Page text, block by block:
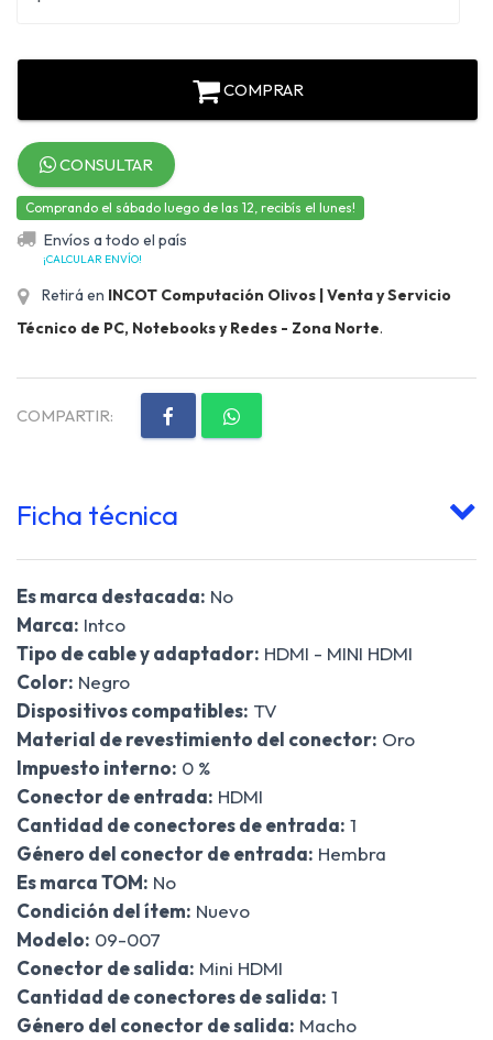
COMPRAR
CONSULTAR
Comprando el sábado luego de las 12, recibís el lunes!
Envíos a todo el país
¡CALCULAR ENVÍO!
Retirá en INCOT Computación Olivos | Venta y Servicio
Técnico de PC, Notebooks y Redes - Zona Norte.
COMPARTIR:
Ficha técnica
Es marca destacada: No
Marca: Intco
Tipo de cable y adaptador: HDMI - MINI HDMI
Color: Negro
Dispositivos compatibles: TV
Material de revestimiento del conector: Oro
Impuesto interno: 0 %
Conector de entrada: HDMI
Cantidad de conectores de entrada: 1
Género del conector de entrada: Hembra
Es marca TOM: No
Condición del ítem: Nuevo
Modelo: 09-007
Conector de salida: Mini HDMI
Cantidad de conectores de salida: 1
Género del conector de salida: Macho